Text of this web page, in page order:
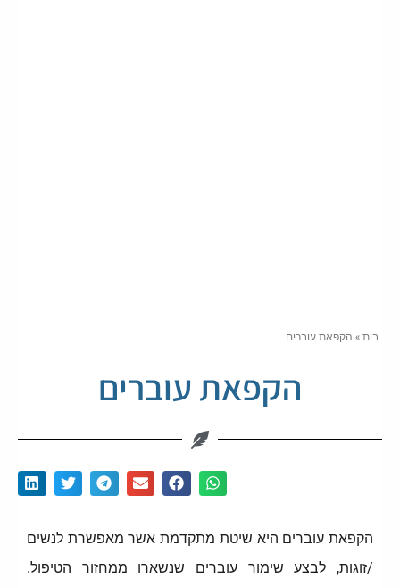
בית» הקפאת עוברים
הקפאת עוברים
הקפאת עוברים היא שיטת מתקדמת אשר מאפשרת לנשים
/זוגות, לבצע שימור עוברים שנשארו ממחזור הטיפול.